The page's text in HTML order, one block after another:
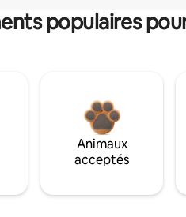
populaires
Animaux
acceptés